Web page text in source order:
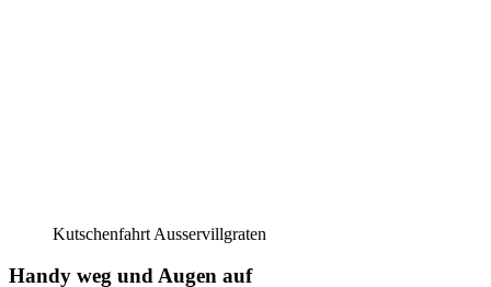
Kutschenfahrt Ausservillgraten
Handy weg und Augen auf